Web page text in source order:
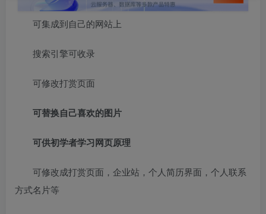
可集成到自己的网站上
搜索引擎可收录
可修改打赏页面
可替换自己喜欢的图片
可供初学者学习网页原理
可修改成打赏页面，企业站，个人简历界面，个人联系
方式名片等